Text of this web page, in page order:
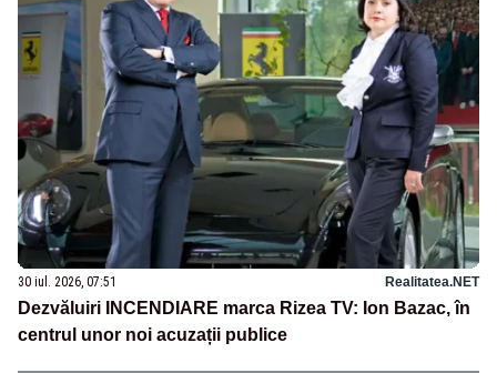
30 iul. 2026, 07:51 Realitatea.NET
Dezvăluiri INCENDIARE marca Rizea TV: Ion Bazac, în
centrul unor noi acuzații publice